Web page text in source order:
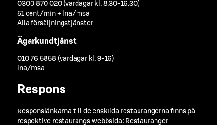
0300 870 020 (vardagar kl. 8.30-16.30)
51 cent/min + lna/msa
Alla försäljningstjänster
Ägarkundtjänst
010 76 5858 (vardagar kl. 9-16)
lna/msa
Respons
Responslänkarna till de enskilda restaurangerna finns på
respektive restaurangs webbsida: Restauranger